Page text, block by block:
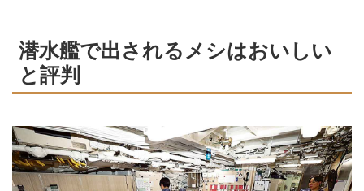
潜水艦で出されるメシはおいしい
と評判